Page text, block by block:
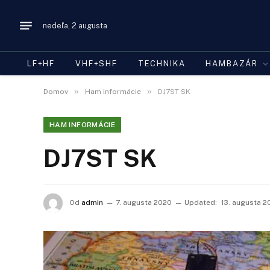
nedeľa, 2 augusta
LF+HF VHF+SHF TECHNIKA HAMBAZÁR
Domov » Ham informácie » DJ7ST SK
HAM INFORMÁCIE
DJ7ST SK
Od admin 7. augusta 2020 Updated: 13. augusta